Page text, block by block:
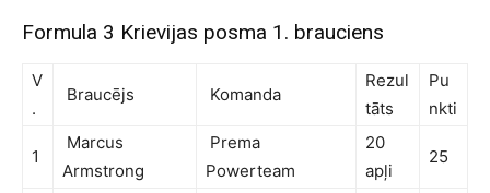
Formula 3 Krievijas posma 1. brauciens
V
.
Braucējs Komanda
Rezul
tāts
Pu
nkti
1
Marcus
Armstrong
Prema
Powerteam
20
apļi
25